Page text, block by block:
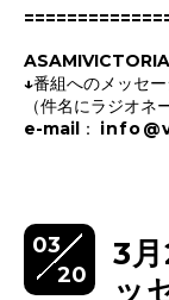
↓番組へのメッセ
（件名にラジオネ
e-mail：
03
20
3
ッ